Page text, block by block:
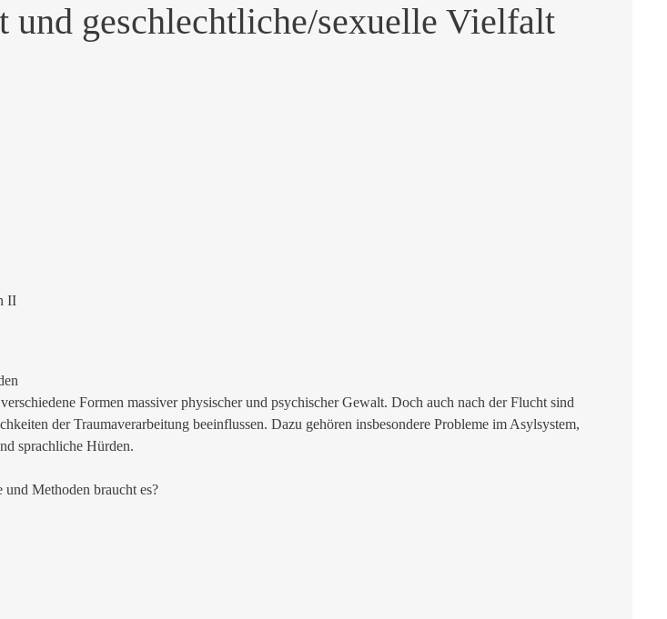
und geschlechtliche/sexuelle Vielfalt
II
Formen massiver physischer und psychischer Gewalt. Doch auch nach der Flucht sind
der Traumaverarbeitung beeinflussen. Dazu gehören insbesondere Probleme im Asylsystem,
sprachliche Hürden.
Methoden braucht es?